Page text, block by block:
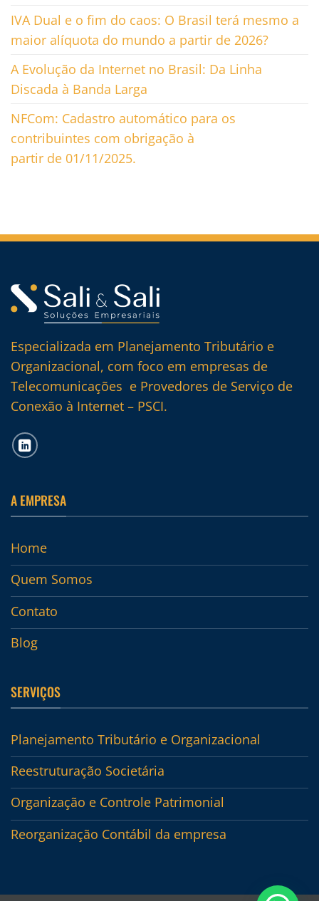
IVA Dual e o fim do caos: O Brasil terá mesmo a
maior alíquota do mundo a partir de 2026?
A Evolução da Internet no Brasil: Da Linha
Discada à Banda Larga
NFCom: Cadastro automático para os
contribuintes com obrigação à
partir de 01/11/2025.
Especializada em Planejamento Tributário e
Organizacional, com foco em empresas de
Telecomunicações e Provedores de Serviço de
Conexão à Internet – PSCI.
A EMPRESA
Home
Quem Somos
Contato
Blog
SERVIÇOS
Planejamento Tributário e Organizacional
Reestruturação Societária
Organização e Controle Patrimonial
Reorganização Contábil da empresa